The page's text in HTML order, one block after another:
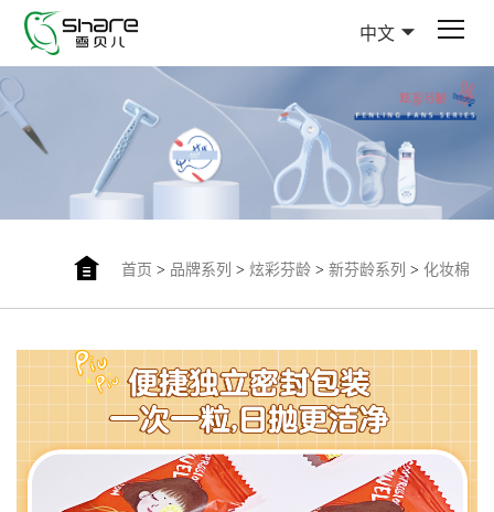
中文
首页 > 品牌系列 > 炫彩芬龄> 新芬龄系列 > 化妆棉